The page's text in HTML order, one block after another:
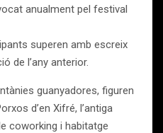
anualment pel festival
superen amb escreix
de l’any anterior.
guanyadores, figuren
d’en Xifré, l’antiga
coworking i habitatge